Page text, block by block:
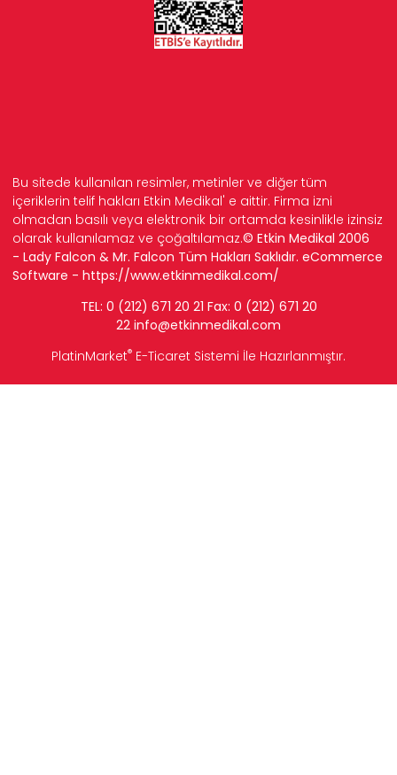
Bu sitede kullanılan resimler, metinler ve diğer tüm
içeriklerin telif hakları Etkin Medikal' e aittir. Firma izni
olmadan basılı veya elektronik bir ortamda kesinlikle izinsiz
olarak kullanılamaz ve çoğaltılamaz.© Etkin Medikal 2006
- Lady Falcon & Mr. Falcon Tüm Hakları Saklıdır. eCommerce
Software - https://www.etkinmedikal.com/
TEL: 0 (212) 671 20 21 Fax: 0 (212) 671 20
22 info@etkinmedikal.com
PlatinMarket® E-Ticaret Sistemi İle Hazırlanmıştır.